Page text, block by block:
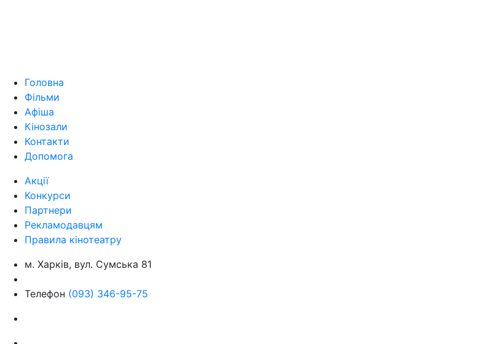
Головна
Фільми
Афіша
Кінозали
Контакти
Допомога
Акції
Конкурси
Партнери
Рекламодавцям
Правила кінотеатру
м. Харків, вул. Сумська 81
Телефон (093) 346-95-75